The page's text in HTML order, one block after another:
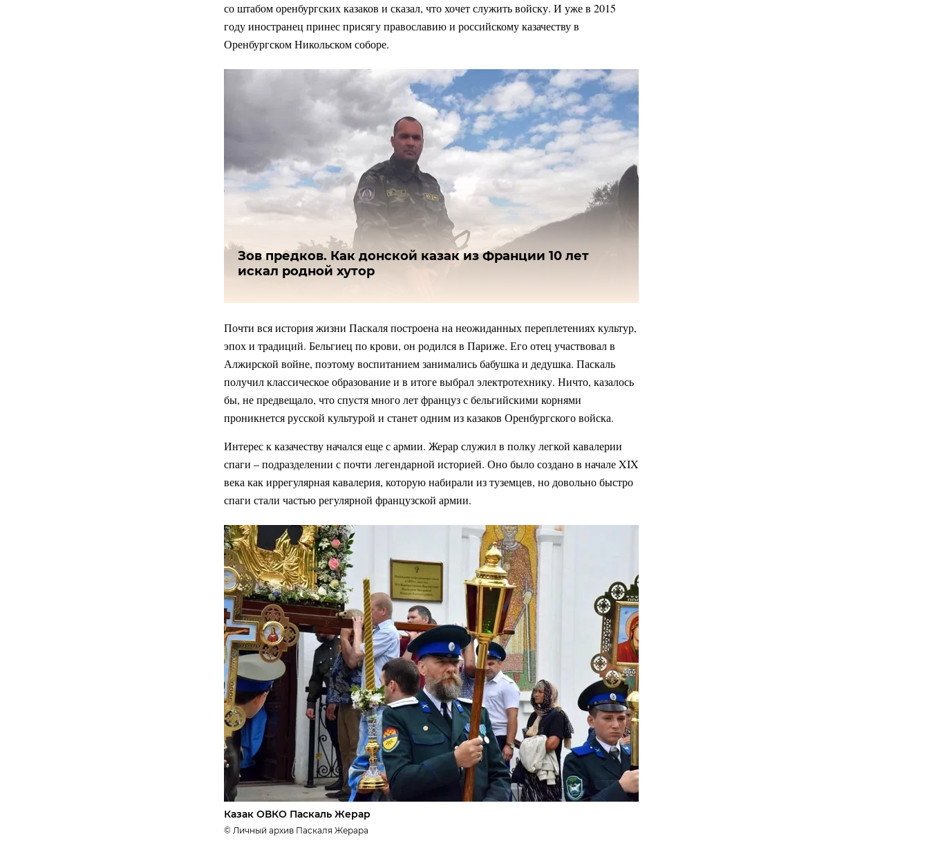
со штабом оренбургских казаков и сказал, что хочет служить войску. И уже в 2015
году иностранец принес присягу православию и российскому казачеству в
Оренбургском Никольском соборе.
Зов предков. Как донской казак из Франции 10 лет
искал родной хутор
Почти вся история жизни Паскаля построена на неожиданных переплетениях культур,
эпох и традиций. Бельгиец по крови, он родился в Париже. Его отец участвовал в
Алжирской войне, поэтому воспитанием занимались бабушка и дедушка. Паскаль
получил классическое образование и в итоге выбрал электротехнику. Ничто, казалось
бы, не предвещало, что спустя много лет француз с бельгийскими корнями
проникнется русской культурой и станет одним из казаков Оренбургского войска.
Интерес к казачеству начался еще с армии. Жерар служил в полку легкой кавалерии
спаги – подразделении с почти легендарной историей. Оно было создано в начале XIX
века как иррегулярная кавалерия, которую набирали из туземцев, но довольно быстро
спаги стали частью регулярной французской армии.
Казак ОВКО Паскаль Жерар
© Личный архив Паскаля Жерара